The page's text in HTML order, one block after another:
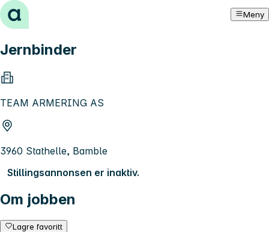
Hopp til innhold Meny
Jernbinder
TEAM ARMERING AS
3960 Stathelle, Bamble
Stillingsannonsen er inaktiv.
Om jobben
Lagre favoritt